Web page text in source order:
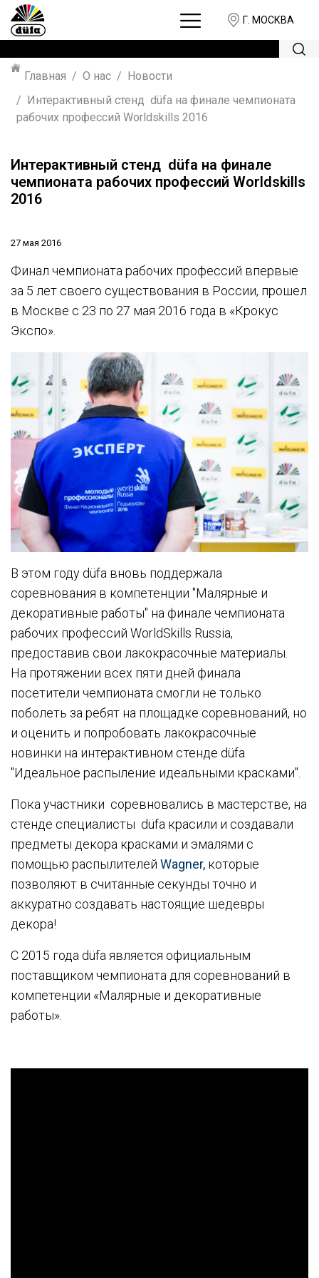
Г. МОСКВА
Главная О нас
Новости
Интерактивный стенд düfa на финале чемпионата
рабочих профессий Worldskills 2016
Интерактивный стенд düfa на финале
чемпионата рабочих профессий Worldskills
2016
27 мая 2016
Финал чемпионата рабочих профессий впервые
за 5 лет своего существования в России, прошел
в Москве с 23 по 27 мая 2016 года в «Крокус
Экспо».
В этом году düfa вновь поддержала
соревнования в компетенции "Малярные и
декоративные работы" на финале чемпионата
рабочих профессий WorldSkills Russia,
предоставив свои лакокрасочные материалы.
На протяжении всех пяти дней финала
посетители чемпионата смогли не только
поболеть за ребят на площадке соревнований, но
и оценить и попробовать лакокрасочные
новинки на интерактивном стенде düfa
"Идеальное распыление идеальными красками".
Пока участники соревновались в мастерстве, на
стенде специалисты düfa красили и создавали
предметы декора красками и эмалями с
помощью распылителей Wagner, которые
позволяют в считанные секунды точно и
аккуратно создавать настоящие шедевры
декора!
С 2015 года düfa является официальным
поставщиком чемпионата для соревнований в
компетенции «Малярные и декоративные
работы».